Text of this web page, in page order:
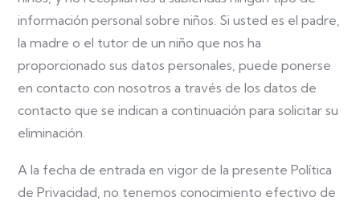
información personal sobre niños. Si usted es el padre,
la madre o el tutor de un niño que nos ha
proporcionado sus datos personales, puede ponerse
en contacto con nosotros a través de los datos de
contacto que se indican a continuación para solicitar su
eliminación.
A la fecha de entrada en vigor de la presente Política
de Privacidad, no tenemos conocimiento efectivo de